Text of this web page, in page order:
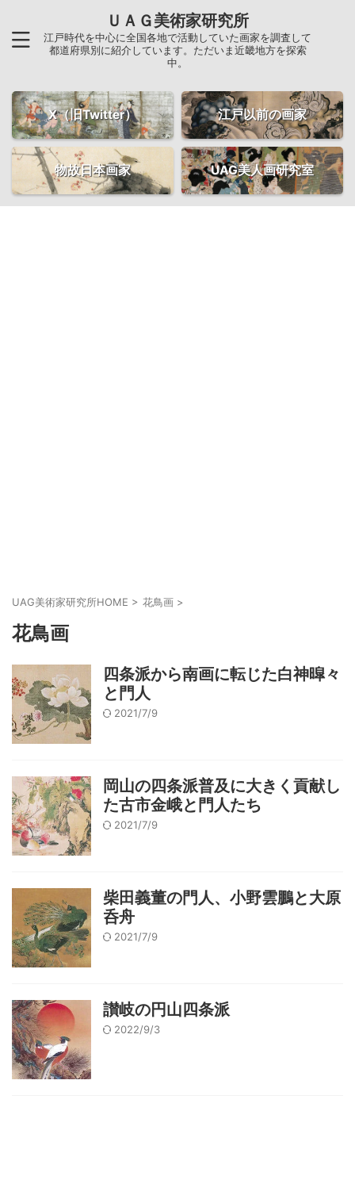
ＵＡＧ美術家研究所
江戸時代を中心に全国各地で活動していた画家を調査して
都道府県別に紹介しています。ただいま近畿地方を探索
中。
X（旧Twitter） 江戸以前の画家
物故日本画家 UAG美人画研究室
UAG美術家研究所HOME > 花鳥画 >
花鳥画
四条派から南画に転じた白神暭々
と門人
2021/7/9
岡山の四条派普及に大きく貢献し
た古市金峨と門人たち
2021/7/9
柴田義董の門人、小野雲鵬と大原
呑舟
2021/7/9
讃岐の円山四条派
2022/9/3